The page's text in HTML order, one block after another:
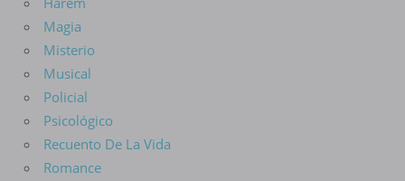
Magia
Misterio
Musical
Policial
Psicológico
Recuento De La Vida
Romance